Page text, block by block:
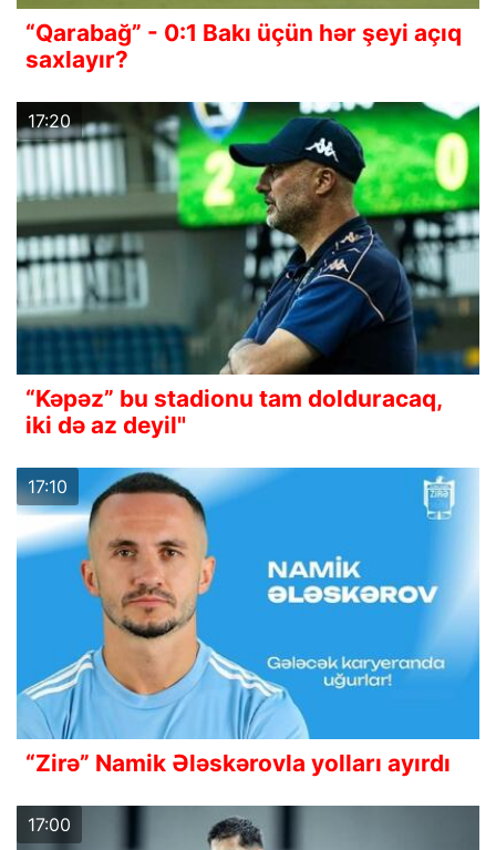
“Qarabağ” - 0:1 Bakı üçün hər şeyi açıq
saxlayır?
17:20
“Kəpəz” bu stadionu tam dolduracaq,
iki də az deyil"
17:10
“Zirə” Namik Ələskərovla yolları ayırdı
17:00